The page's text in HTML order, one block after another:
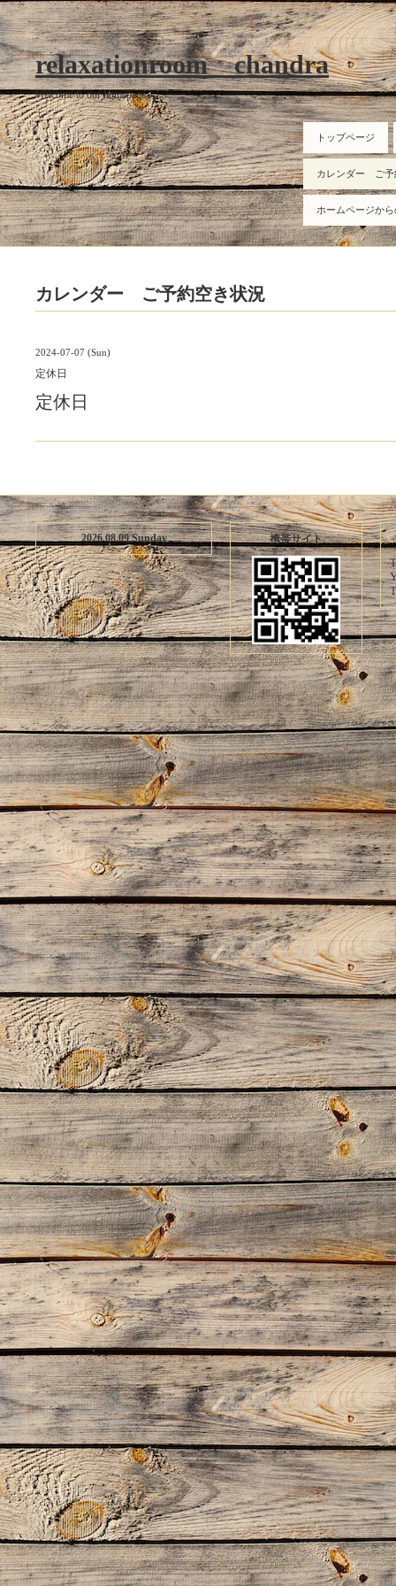
relaxationroom chandra
Welcome to our homepage
トップページ
カレンダー ご予
ホームページか
カレンダー ご予約空き状況
2024-07-07 (Sun)
定休日
定休日
2026.08.09 Sunday 携帯サイト